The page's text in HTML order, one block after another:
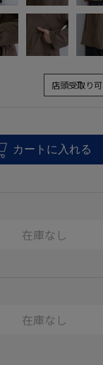
店頭受取り可
在庫なし
在庫なし